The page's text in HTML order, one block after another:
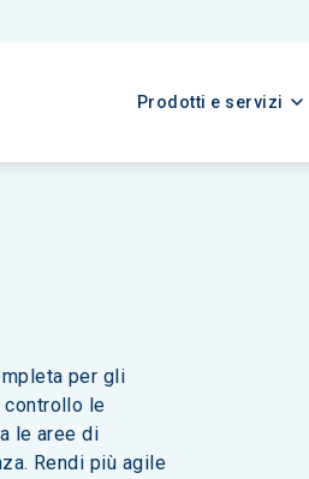
Prodotti e servizi
per gli
le
le aree di
Rendi più agile